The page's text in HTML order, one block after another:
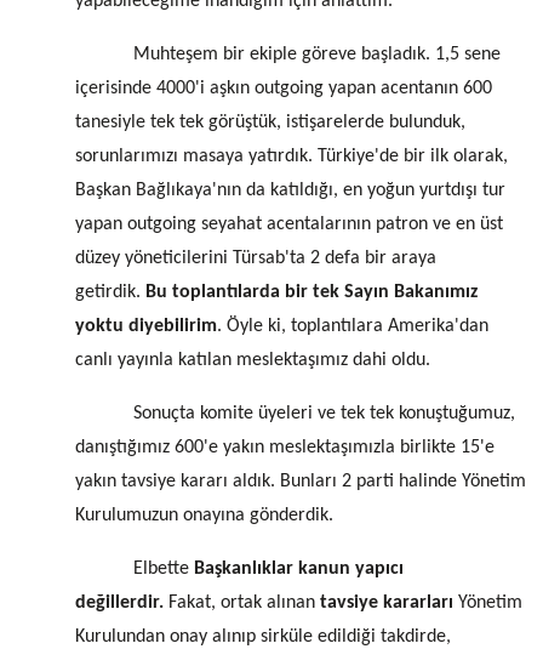
Muhteşem bir ekiple göreve başladık. 1,5 sene
içerisinde 4000'i aşkın outgoing yapan acentanın 600
tanesiyle tek tek görüştük, istişarelerde bulunduk,
sorunlarımızı masaya yatırdık. Türkiye'de bir ilk olarak,
Başkan Bağlıkaya'nın da katıldığı, en yoğun yurtdışı tur
yapan outgoing seyahat acentalarının patron ve en üst
düzey yöneticilerini Türsab'ta 2 defa bir araya
getirdik. Bu toplantılarda bir tek Sayın Bakanımız
yoktu diyebilirim. Öyle ki, toplantılara Amerika'dan
canlı yayınla katılan meslektaşımız dahi oldu.
Sonuçta komite üyeleri ve tek tek konuştuğumuz,
danıştığımız 600'e yakın meslektaşımızla birlikte 15'e
yakın tavsiye kararı aldık. Bunları 2 parti halinde Yönetim
Kurulumuzun onayına gönderdik.
Elbette Başkanlıklar kanun yapıcı
değillerdir. Fakat, ortak alınan tavsiye kararları Yönetim
Kurulundan onay alınıp sirküle edildiği takdirde,